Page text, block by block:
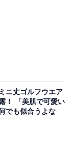
ニ丈ゴルフウエア
！ 「美肌で可愛い
でも似合うよな